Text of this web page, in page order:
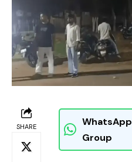
SHARE
WhatsApp
Group